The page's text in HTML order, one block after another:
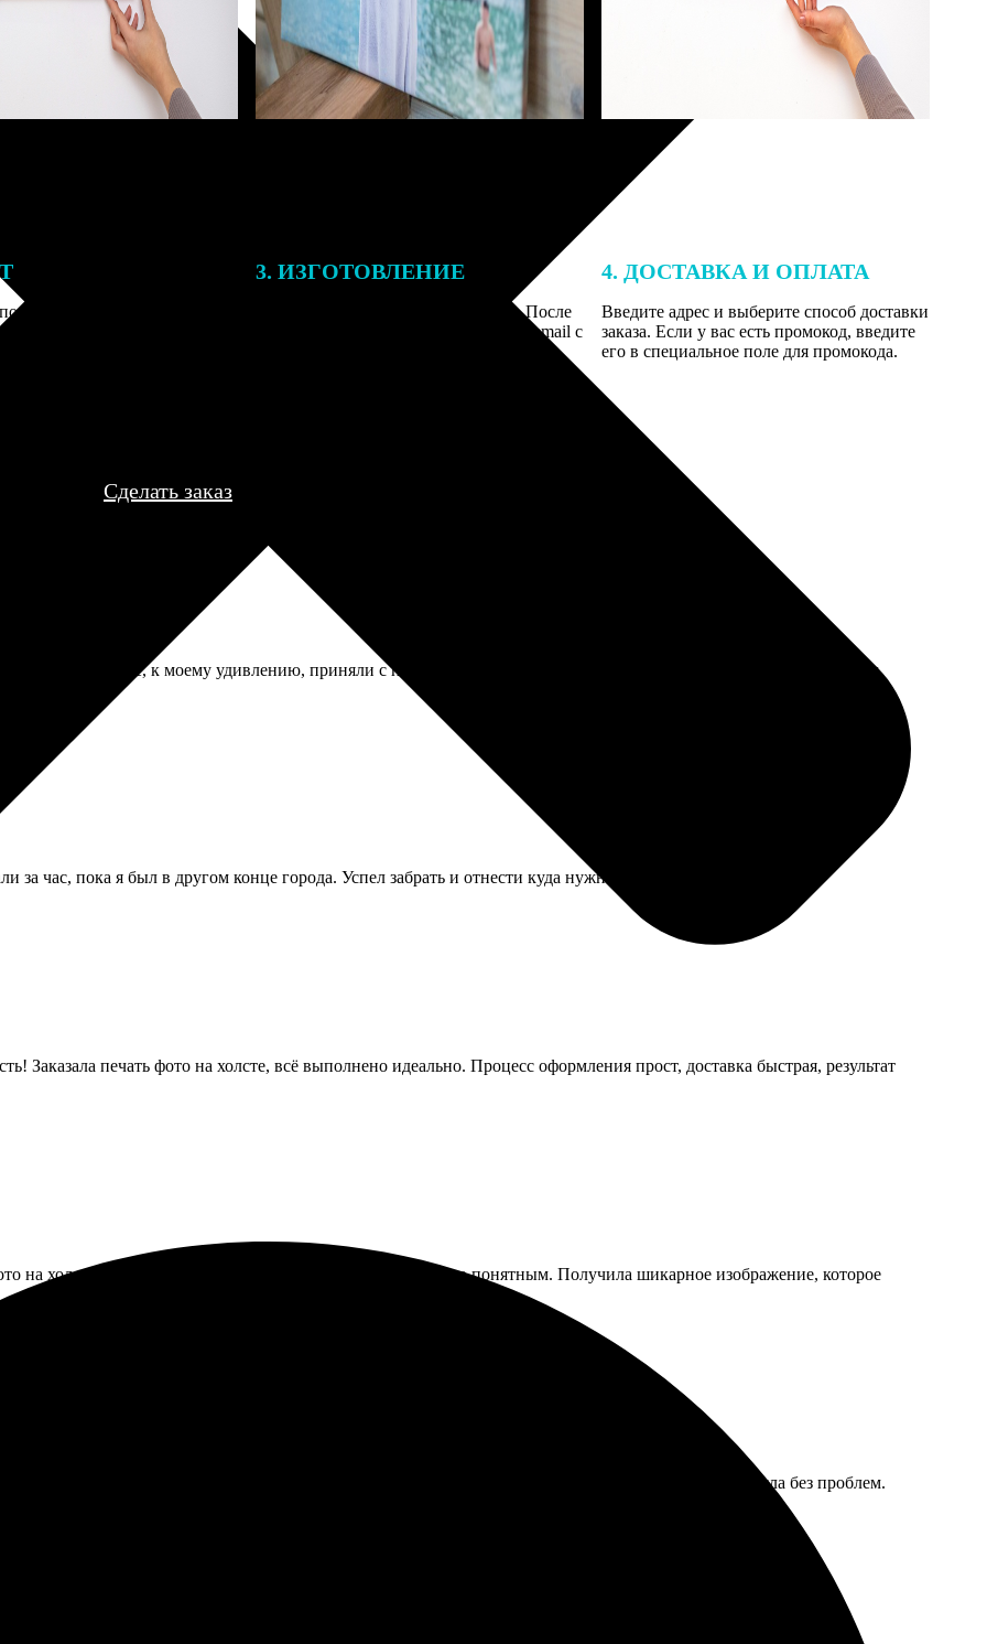
заказа к печати
могут связаться с Вами
телефону или email для
деталей.
3. ИЗГОТОВЛЕНИЕ
Оплатите заказ банковской картой. После
оплаты получите подтверждение на email с
описанием заказа. Когда отправим заказ
4. ДОСТАВКА И ОПЛАТА
Введите адрес и выберите способ доставки
заказа. Если у вас есть промокод, введите
его в специальное поле для промокода.
Сделать заказ
были строгие, к моему удивлению, приняли с первого раза. Сотрудница сама всё проверила по шаблону перед
за час, пока я был в другом конце города. Успел забрать и отнести куда нужно. Очень выручили.
Заказала печать фото на холсте, всё выполнено идеально. Процесс оформления прост, доставка быстрая, результат
на холсте. Процесс заказа оказался простым и интуитивно понятным. Получила шикарное изображение, которое
качеством и детализацией. Все шаги были понятны, быстро ответили на вопросы. Доставка прошла без проблем.